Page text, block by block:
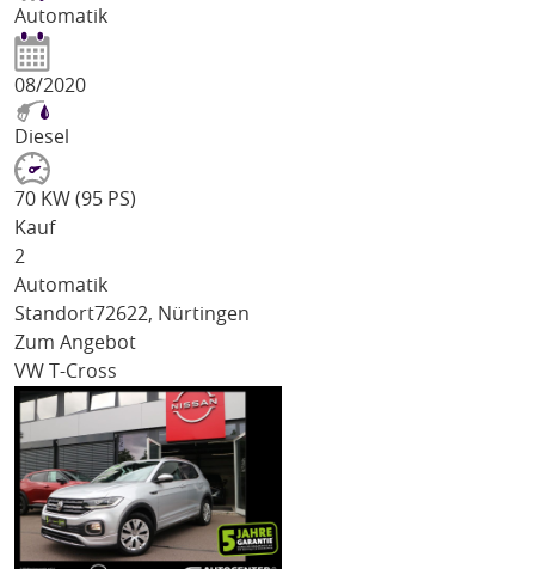
Automatik
08/2020
Diesel
70 KW (95 PS)
Kauf
2
Automatik
Standort72622, Nürtingen
Zum Angebot
VW T-Cross